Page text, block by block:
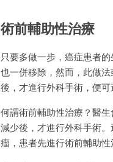
術前輔助性治療
只要多做一步，癌症患者
也一併移除，然而，此做
後，才進行外科手術，便
何謂術前輔助性治療？醫
減少後，才進行外科手術
瘤，患者先進行術前輔助性